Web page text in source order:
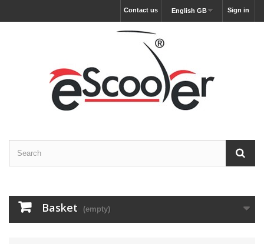
Sign in
English GB
Contact us
Basket (empty)